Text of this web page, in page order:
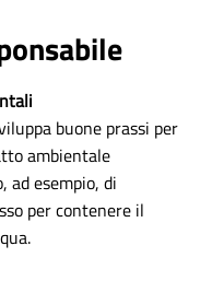
buone prassi per
ambientale
ad esempio, di
per contenere il